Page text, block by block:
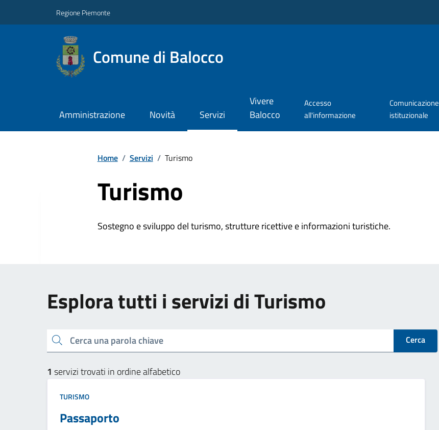
Regione Piemonte
Comune di Balocco
Amministrazione Novità Servizi
Vivere
Balocco
Accesso
all'informazione
Comunicazione
istituzionale
Home / Servizi / Turismo
Turismo
Sostegno e sviluppo del turismo, strutture ricettive e informazioni turistiche.
Esplora tutti i servizi di Turismo
Cerca una parola chiave Cerca
1 servizi trovati in ordine alfabetico
TURISMO
Passaporto